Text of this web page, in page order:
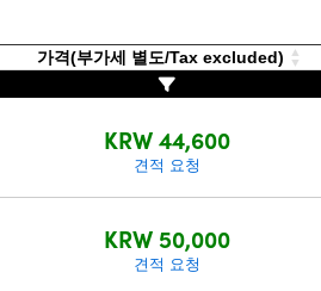
가격(부가세 별도/Tax excluded)
KRW 44,600
견적 요청
KRW 50,000
견적 요청